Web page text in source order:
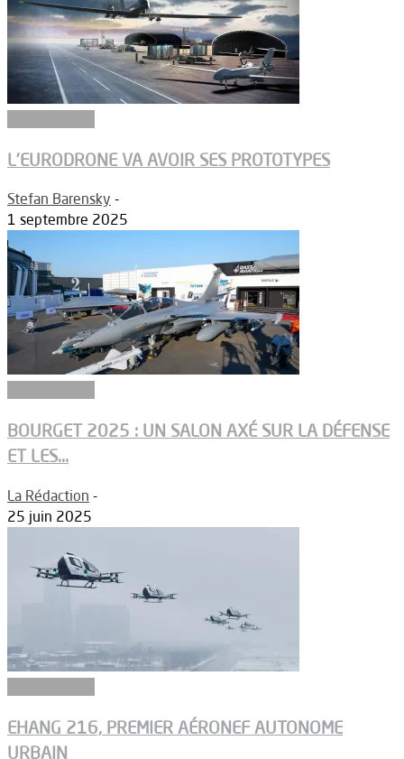
L’EURODRONE VA AVOIR SES PROTOTYPES
Stefan Barensky -
1 septembre 2025
BOURGET 2025 : UN SALON AXÉ SUR LA DÉFENSE
ET LES...
La Rédaction -
25 juin 2025
EHANG 216, PREMIER AÉRONEF AUTONOME
URBAIN